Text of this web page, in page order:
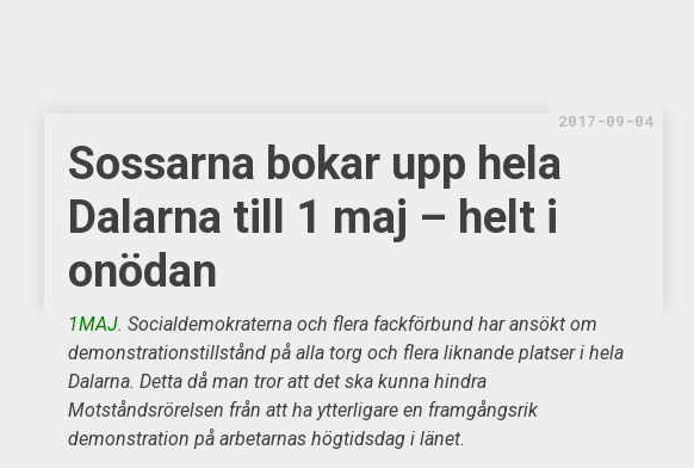
2017-09-04
Sossarna bokar upp hela
Dalarna till 1 maj – helt i
onödan
1MAJ. Socialdemokraterna och flera fackförbund har ansökt om
demonstrationstillstånd på alla torg och flera liknande platser i hela
Dalarna. Detta då man tror att det ska kunna hindra
Motståndsrörelsen från att ha ytterligare en framgångsrik
demonstration på arbetarnas högtidsdag i länet.